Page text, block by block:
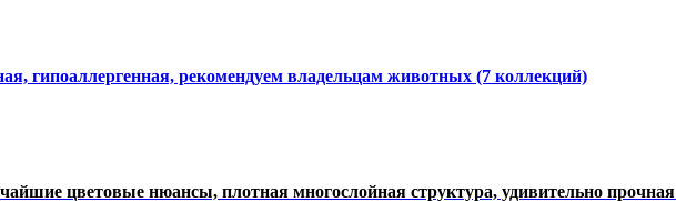
гипоаллергенная, рекомендуем владельцам животных (7 коллекций)
цветовые нюансы, плотная многослойная структура, удивительно прочная